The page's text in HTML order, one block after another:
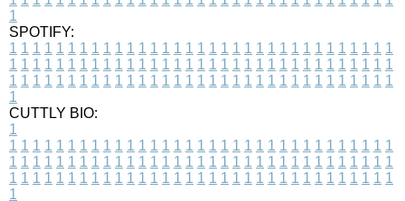
1
SPOTIFY:
1 1 1 1 1 1 1 1 1 1 1 1 1 1 1 1 1 1 1 1 1 1 1 1 1 1 1 1 1 1 1 1 1
1 1 1 1 1 1 1 1 1 1 1 1 1 1 1 1 1 1 1 1 1 1 1 1 1 1 1 1 1 1 1 1 1
1 1 1 1 1 1 1 1 1 1 1 1 1 1 1 1 1 1 1 1 1 1 1 1 1 1 1 1 1 1 1 1 1
1
CUTTLY BIO:
1
1 1 1 1 1 1 1 1 1 1 1 1 1 1 1 1 1 1 1 1 1 1 1 1 1 1 1 1 1 1 1 1 1
1 1 1 1 1 1 1 1 1 1 1 1 1 1 1 1 1 1 1 1 1 1 1 1 1 1 1 1 1 1 1 1 1
1 1 1 1 1 1 1 1 1 1 1 1 1 1 1 1 1 1 1 1 1 1 1 1 1 1 1 1 1 1 1 1 1
1